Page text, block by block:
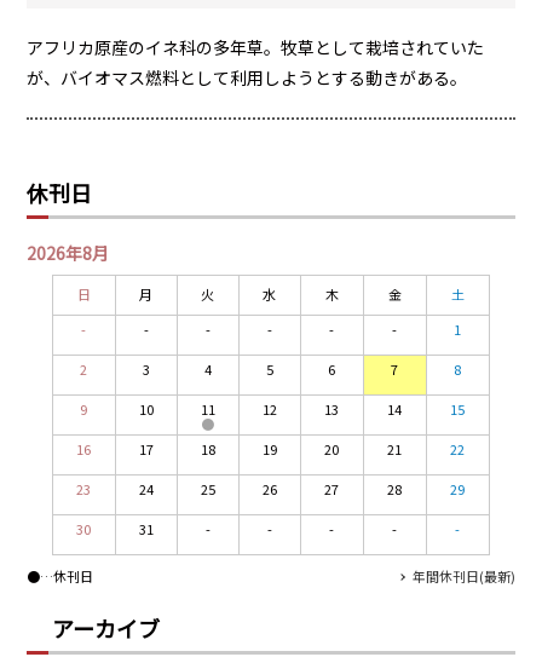
Q & A
会社概要
採用情報
English Website
瑞姆亜太能源諮問(北京)
アフリカ原産のイネ科の多年草。牧草として栽培されていた
が、バイオマス燃料として利用しようとする動きがある。
休刊日
2026年8月
日 月 火 水 木 金
土
-
- - - - - 1
2 3 4 5 6 7 8
9 10 11 12 13 14 15
16 17 18 19 20 21 22
23 24 25 26 27 28 29
30 31 - - - - -
●…休刊日 年間休刊日(最新)
アーカイブ